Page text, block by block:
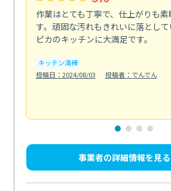
作業はとても丁寧で、仕上がりも
す。頑固な汚れもきれいに落とし
ピカのキッチンに大満足です。
キッチン清掃
投稿日：2024/08/03
投稿者：でんでん
事業者の詳細情報を見る